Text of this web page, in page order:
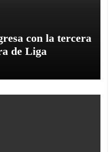
con la tercera
de Liga